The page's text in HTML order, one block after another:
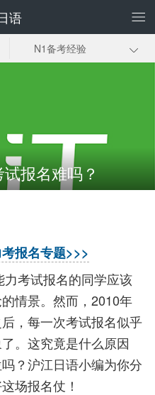
语
N1备考经验
报名难吗？
报名专题>>>
考试报名的同学应该
情景。然而，2010年
，每一次考试报名似乎
。这究竟是什么原因
？沪江日语小编为你分
场报名仗！